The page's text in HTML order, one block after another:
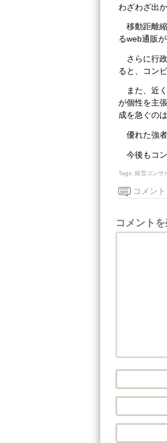
わざわざ出
移動距離
るweb通販
さらに行
ると、コン
また、近
が個性を主
成を急ぐの
優れた強
今後もコ
Tags: 経営コンサ
コメント
コメント